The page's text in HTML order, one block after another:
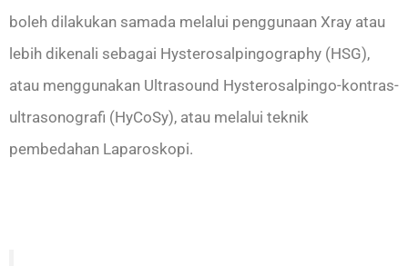
boleh dilakukan samada melalui penggunaan Xray atau
lebih dikenali sebagai Hysterosalpingography (HSG),
atau menggunakan Ultrasound Hysterosalpingo-kontras-
ultrasonografi (HyCoSy), atau melalui teknik
pembedahan Laparoskopi.